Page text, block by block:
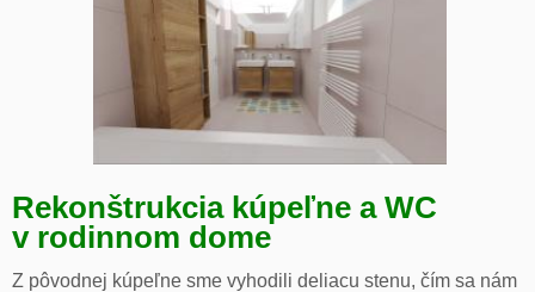
Rekonštrukcia kúpeľne a WC
v rodinnom dome
Z pôvodnej kúpeľne sme vyhodili deliacu stenu, čím sa nám